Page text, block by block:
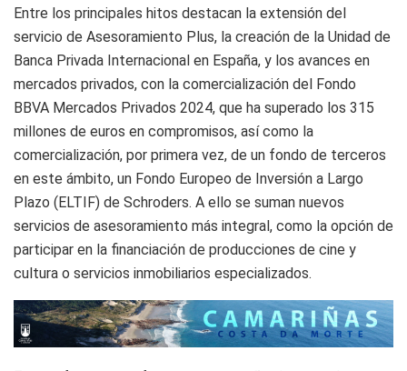
Entre los principales hitos destacan la extensión del
servicio de Asesoramiento Plus, la creación de la Unidad de
Banca Privada Internacional en España, y los avances en
mercados privados, con la comercialización del Fondo
BBVA Mercados Privados 2024, que ha superado los 315
millones de euros en compromisos, así como la
comercialización, por primera vez, de un fondo de terceros
en este ámbito, un Fondo Europeo de Inversión a Largo
Plazo (ELTIF) de Schroders. A ello se suman nuevos
servicios de asesoramiento más integral, como la opción de
participar en la financiación de producciones de cine y
cultura o servicios inmobiliarios especializados.